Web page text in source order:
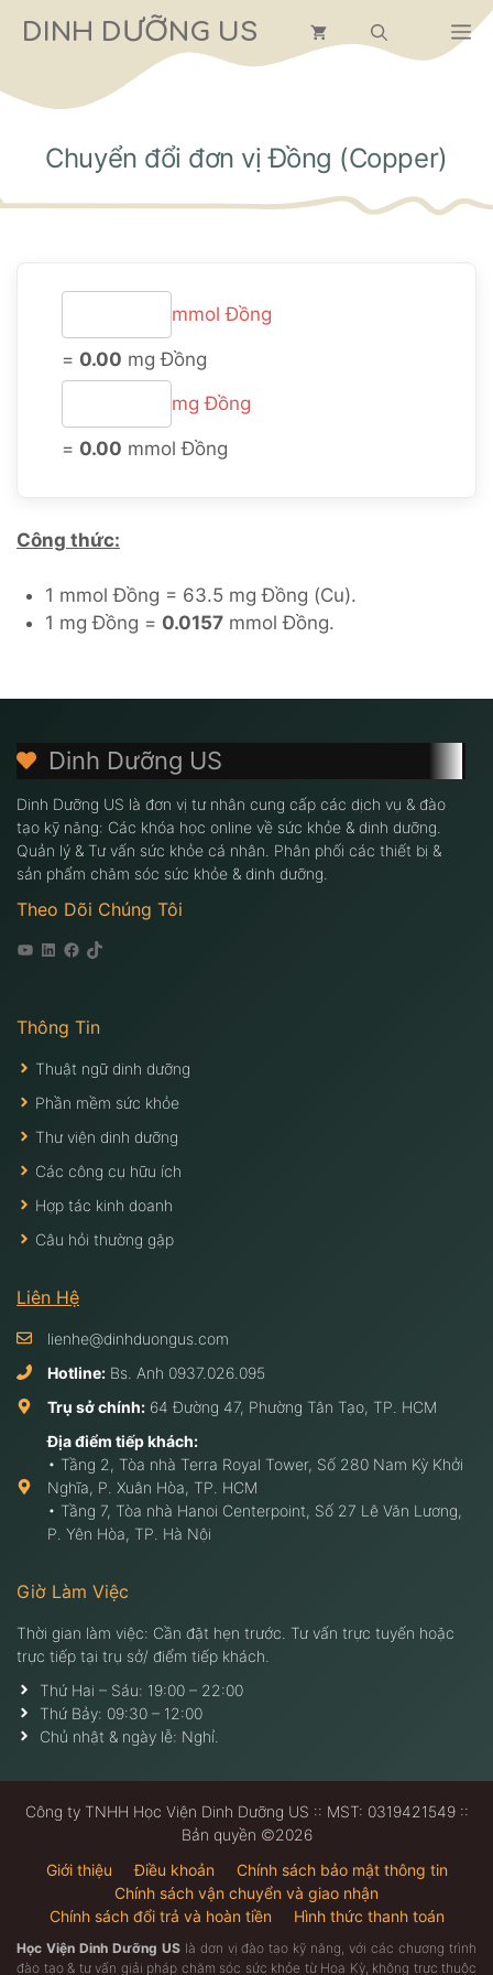
đến
dung
DINH DƯỠNG US
Chuyển đổi đơn vị Đồng (Copper)
mmol Đồng
= 0.00 mg Đồng
mg Đồng
= 0.00 mmol Đồng
Công thức:
1 mmol Đồng = 63.5 mg Đồng (Cu).
1 mg Đồng = 0.0157mmol Đồng.
Dinh Dưỡng US
Dinh Dưỡng US là đơn vị tư nhân cung cấp các dịch vụ & đào
tạo kỹ năng: Các khóa học online về sức khỏe & dinh dưỡng.
Quản lý & Tư vấn sức khỏe cá nhân. Phân phối các thiết bị &
sản phẩm chăm sóc sức khỏe & dinh dưỡng.
Theo Dõi Chúng Tôi
Youtube
Linkedin
Facebook
Tiktok
Thông Tin
Thuật ngữ dinh dưỡng
Phần mềm sức khỏe
Thư viện dinh dưỡng
Các công cụ hữu ích
Hợp tác kinh doanh
Câu hỏi thường gặp
Liên Hệ
lienhe@dinhduongus.com
Hotline: Bs. Anh 0937.026.095
Trụ sở chính: 64 Đường 47, Phường Tân Tạo, TP. HCM
Địa điểm tiếp khách:
• Tầng 2, Tòa nhà Terra Royal Tower, Số 280 Nam Kỳ Khởi
Nghĩa, P. Xuân Hòa, TP. HCM
• Tầng 7, Tòa nhà Hanoi Centerpoint, Số 27 Lê Văn Lương,
P. Yên Hòa, TP. Hà Nội
Giờ Làm Việc
Thời gian làm việc: Cần đặt hẹn trước. Tư vấn trực tuyến hoặc
trực tiếp tại trụ sở/ điểm tiếp khách.
Thứ Hai – Sáu: 19:00 – 22:00
Thứ Bảy: 09:30 – 12:00
Chủ nhật & ngày lễ: Nghỉ.
Công ty TNHH Học Viện Dinh Dưỡng US :: MST: 0319421549 ::
Bản quyền ©2026
Giới thiệu
Điều khoản
Chính sách bảo mật thông tin
Chính sách vận chuyển và giao nhận
Chính sách đổi trả và hoàn tiền
Hình thức thanh toán
Học Viện Dinh Dưỡng USlà dơn vị đào tạo kỹ năng, với các chương trình
đào tạo & tư vấn giải pháp chăm sóc sức khỏe từ Hoa Kỳ, không trực thuộc